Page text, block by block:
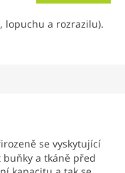
lopuchu a rozrazilu).
se vyskytující
a tkáně před